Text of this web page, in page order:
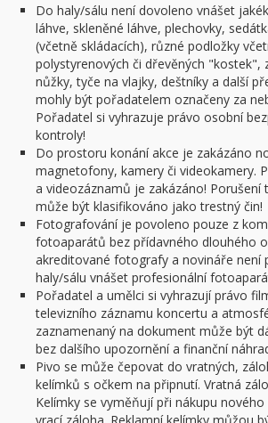
Do haly/sálu není dovoleno vnášet
láhve, skleněné láhve, plechovky,
(včetně skládacích), různé podložky
polystyrenových či dřevěných "kostek",
nůžky, tyče na vlajky, deštníky a další
mohly být pořadatelem označeny za
Pořadatel si vyhrazuje právo osobní
kontroly!
Do prostoru konání akce je zakázáno
magnetofony, kamery či videokamery.
a videozáznamů je zakázáno! Porušení
může být klasifikováno jako trestný čin!
Fotografování je povoleno pouze z
fotoaparátů bez přídavného dlouhého
akreditované fotografy a novináře není
haly/sálu vnášet profesionální
Pořadatel a umělci si vyhrazují právo
televizního záznamu koncertu a
zaznamenaný na dokument může být
bez dalšího upozornění a finanční
Pivo se může čepovat do vratných,
kelímků s očkem na připnutí. Vratná
Kelímky se vyměňují při nákupu nového